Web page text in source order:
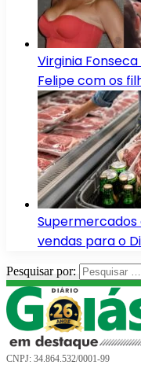
Virginia
Felipe com os
vendas para o
Pesquisar por:
CNPJ: 34.864.532/0001-99